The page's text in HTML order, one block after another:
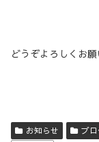
どうぞよろしくお願
お知らせ ブ